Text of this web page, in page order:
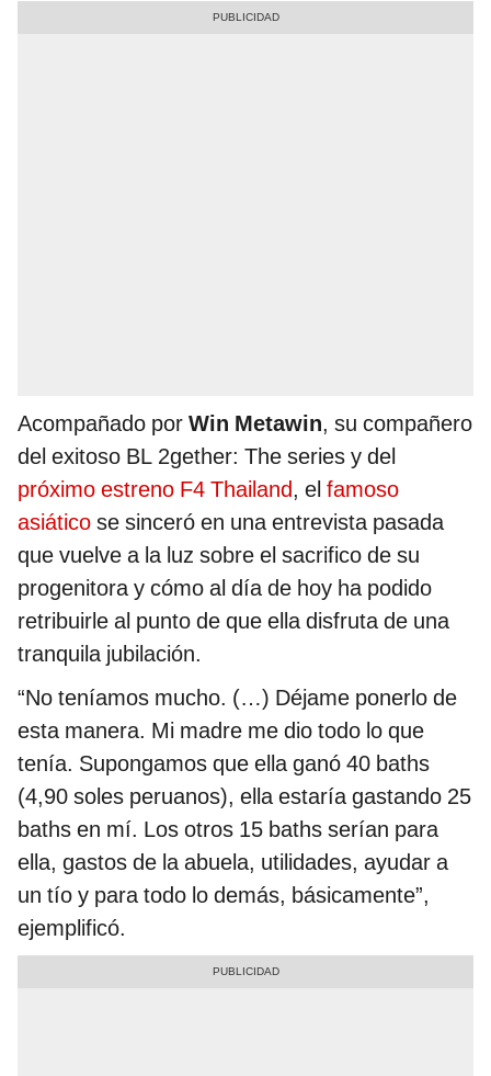
Acompañado por Win Metawin, su compañero
del exitoso BL 2gether: The series y del
próximo estreno F4 Thailand, el famoso
asiático se sinceró en una entrevista pasada
que vuelve a la luz sobre el sacrifico de su
progenitora y cómo al día de hoy ha podido
retribuirle al punto de que ella disfruta de una
tranquila jubilación.
“No teníamos mucho. (…) Déjame ponerlo de
esta manera. Mi madre me dio todo lo que
tenía. Supongamos que ella ganó 40 baths
(4,90 soles peruanos), ella estaría gastando 25
baths en mí. Los otros 15 baths serían para
ella, gastos de la abuela, utilidades, ayudar a
un tío y para todo lo demás, básicamente”,
ejemplificó.